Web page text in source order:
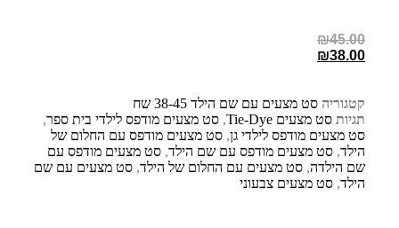
₪45.00
₪38.00
קטגוריה סט מצעים עם שם הילד 38-45 שח
תגיות סט מצעים Tie-Dye , סט מצעים מודפס לילדי בית ספר,
סט מצעים מודפס לילדי גן, סט מצעים מודפס עם החלום של
הילד, סט מצעים מודפס עם שם הילד, סט מצעים מודפס עם
שם הילדה, סט מצעים עם החלום של הילד, סט מצעים עם שם
הילד, סט מצעים צבעוני